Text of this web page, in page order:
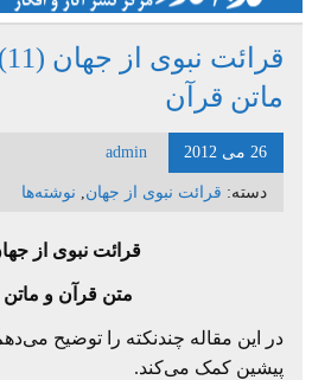
ماتن قرآن
26 می 2012 admin
دسته: قرائت نبوی از جهان نوشته‌ها
قرائت نبوی از جهان
متن قرآن و
در این مقاله چندنکته را توضیح
پیشین کمک می‌کند.